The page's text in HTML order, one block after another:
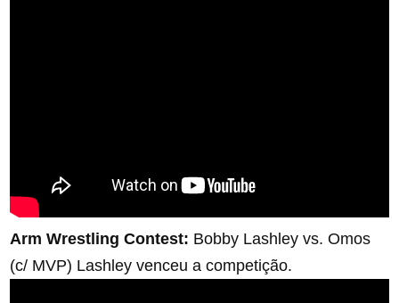
Arm Wrestling Contest: Bobby Lashley vs. Omos
(c/ MVP) Lashley venceu a competição.